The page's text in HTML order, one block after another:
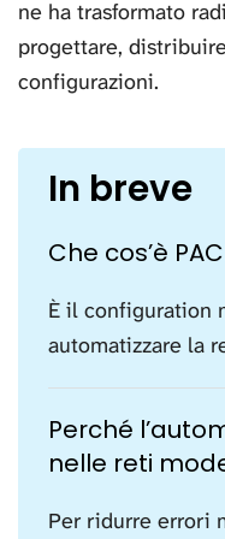
ne ha trasformato
progettare,
configurazioni.
In breve
Che cos’è
È il configuration
automatizzare la
Perché
nelle reti
Per ridurre errori